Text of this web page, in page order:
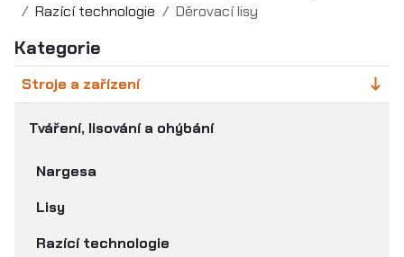
Razící technologie
Děrovací lisy
Kategorie
Stroje a zařízení
Tváření, lisování a ohýbání
Nargesa
Lisy
Razící technologie